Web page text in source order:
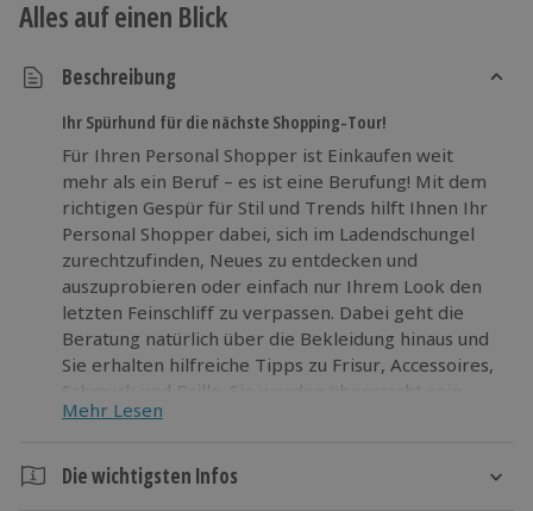
Alles auf einen Blick
Beschreibung
Ihr Spürhund für die nächste Shopping-Tour!
Für Ihren Personal Shopper ist Einkaufen weit
mehr als ein Beruf – es ist eine Berufung! Mit dem
richtigen Gespür für Stil und Trends hilft Ihnen Ihr
Personal Shopper dabei, sich im Ladendschungel
zurechtzufinden, Neues zu entdecken und
auszuprobieren oder einfach nur Ihrem Look den
letzten Feinschliff zu verpassen. Dabei geht die
Beratung natürlich über die Bekleidung hinaus und
Sie erhalten hilfreiche Tipps zu Frisur, Accessoires,
Schmuck und Brille. Sie werden überrascht sein,
dass Ihnen der Personal Shopper sogar Geld sparen
Ihnen dank Personal Shopper nur noch neue
Lieblingsstücke in die Tüte.
Mehr Lesen
Die wichtigsten Infos